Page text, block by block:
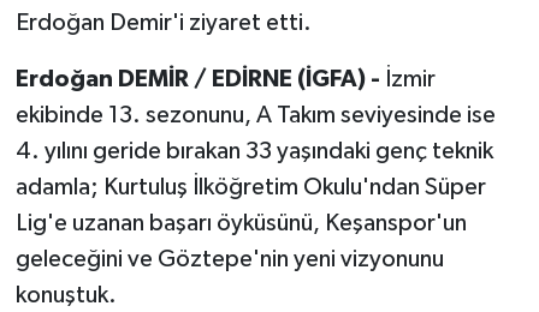
Erdoğan Demir'i ziyaret etti.
Erdoğan DEMİR / EDİRNE (İGFA) - İzmir
ekibinde 13. sezonunu, A Takım seviyesinde ise
4. yılını geride bırakan 33 yaşındaki genç teknik
adamla; Kurtuluş İlköğretim Okulu'ndan Süper
Lig'e uzanan başarı öyküsünü, Keşanspor'un
geleceğini ve Göztepe'nin yeni vizyonunu
konuştuk.